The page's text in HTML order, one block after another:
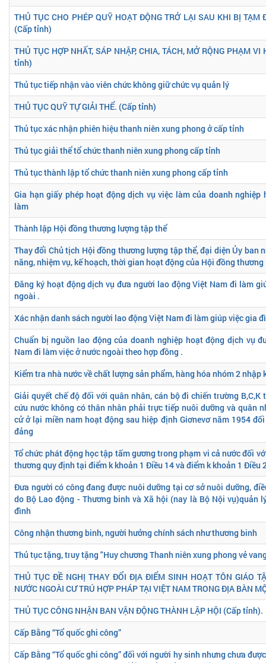
THỦ TỤC CHO PHÉP QUỸ HOẠT ĐỘNG TRỞ LẠI SAU KHI BỊ TẠM
(Cấp tỉnh)
THỦ TỤC HỢP NHẤT, SÁP NHẬP, CHIA, TÁCH, MỞ RỘNG PHẠM VI
tỉnh)
Thủ tục tiếp nhận vào viên chức không giữ chức vụ quản lý
THỦ TỤC QUỸ TỰ GIẢI THỂ. (Cấp tỉnh)
Thủ tục xác nhận phiên hiệu thanh niên xung phong ở cấp tỉnh
Thủ tục giải thể tổ chức thanh niên xung phong cấp tỉnh
Thủ tục thành lập tổ chức thanh niên xung phong cấp tỉnh
Gia hạn giấy phép hoạt động dịch vụ việc làm của doanh nghiệp
làm
Thành lập Hội đồng thương lượng tập thể
Thay đổi Chủ tịch Hội đồng thương lượng tập thể, đại diện Ủy ban
năng, nhiệm vụ, kế hoạch, thời gian hoạt động của Hội đồng
Đăng ký hoạt động dịch vụ đưa người lao động Việt Nam đi làm
ngoài .
Xác nhận danh sách người lao động Việt Nam đi làm giúp việc gia
Chuẩn bị nguồn lao động của doanh nghiệp hoạt động dịch vụ
Nam đi làm việc ở nước ngoài theo hợp đồng .
Kiểm tra nhà nước về chất lượng sản phẩm, hàng hóa nhóm 2 nhập
Giải quyết chế độ đối với quân nhân, cán bộ đi chiến trường
cứu nước không có thân nhân phải trực tiếp nuôi dưỡng và quân
cử ở lại miền nam hoạt động sau hiệp định Giơnevơ năm 1954
đảng
Tổ chức phát động học tập tấm gương trong phạm vi cả nước đối
thương quy định tại điểm k khoản 1 Điều 14 và điểm k khoản 1 Điều
Đưa người có công đang được nuôi dưỡng tại cơ sở nuôi dưỡng,
do Bộ Lao động - Thương binh và Xã hội (nay là Bộ Nội vụ)quản
đình
Công nhận thương binh, người hưởng chính sách như thương binh
Thủ tục tặng, truy tặng "Huy chương Thanh niên xung phong vẻ
THỦ TỤC ĐỀ NGHỊ THAY ĐỔI ĐỊA ĐIỂM SINH HOẠT TÔN GIÁO
NƯỚC NGOÀI CƯ TRÚ HỢP PHÁP TẠI VIỆT NAM TRONG ĐỊA BÀN
THỦ TỤC CÔNG NHẬN BAN VẬN ĐỘNG THÀNH LẬP HỘI (Cấp tỉnh).
Cấp Bằng “Tổ quốc ghi công”
Cấp Bằng “Tổ quốc ghi công” đối với người hy sinh nhưng chưa